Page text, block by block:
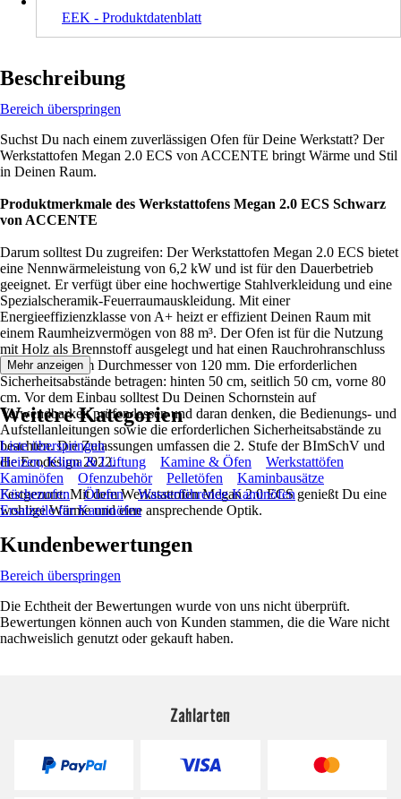
EEK - Produktdatenblatt
Beschreibung
Bereich überspringen
Suchst Du nach einem zuverlässigen Ofen für Deine Werkstatt? Der
Werkstattofen Megan 2.0 ECS von ACCENTE bringt Wärme und Stil
in Deinen Raum.
Produktmerkmale des Werkstattofens Megan 2.0 ECS Schwarz
von ACCENTE
Darum solltest Du zugreifen: Der Werkstattofen Megan 2.0 ECS bietet
eine Nennwärmeleistung von 6,2 kW und ist für den Dauerbetrieb
geeignet. Er verfügt über eine hochwertige Stahlverkleidung und eine
Spezialscheramik-Feuerraumauskleidung. Mit einer
Energieeffizienzklasse von A+ heizt er effizient Deinen Raum mit
einem Raumheizvermögen von 88 m³. Der Ofen ist für die Nutzung
mit Holz als Brennstoff ausgelegt und hat einen Rauchrohranschluss
hinten mit einem Durchmesser von 120 mm. Die erforderlichen
Sicherheitsabstände betragen: hinten 50 cm, seitlich 50 cm, vorne 80
cm. Vor dem Einbau solltest Du Deinen Schornstein auf
Verwendbarkeit prüfen lassen und daran denken, die Bedienungs- und
Aufstellanleitungen sowie die erforderlichen Sicherheitsabstände zu
beachten. Die Zulassungen umfassen die 2. Stufe der BImSchV und
die Ecodesign 2022.
Festgezurrt: Mit dem Werkstattofen Megan 2.0 ECS genießt Du eine
wohlige Wärme und eine ansprechende Optik.
Mehr anzeigen
Weitere Kategorien
Liste überspringen
Heizen, Klima & Lüftung
Kamine & Öfen
Werkstattöfen
Kaminöfen
Ofenzubehör Pelletöfen
Kaminbausätze
Küchenofen
Ölofen
Wasserführende Kaminöfen
Ersatzeile für Kaminöfen
Kundenbewertungen
Bereich überspringen
Die Echtheit der Bewertungen wurde von uns nicht überprüft.
Bewertungen können auch von Kunden stammen, die die Ware nicht
nachweislich genutzt oder gekauft haben.
Zahlarten